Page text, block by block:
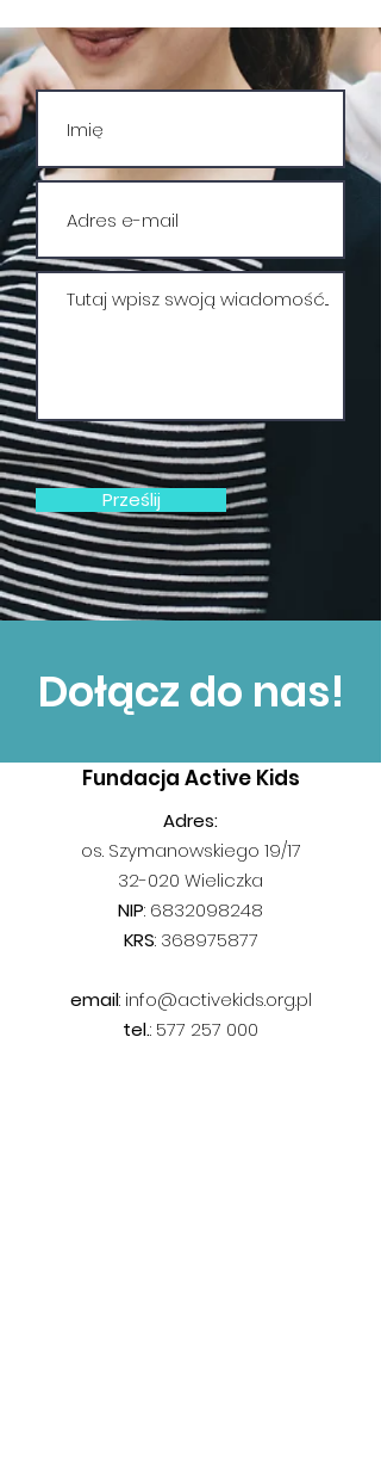
Prześlij
Dołącz do nas!
Fundacja Active Kids
Adres:
os. Szymanowskiego 19/17
32-020 Wieliczka
NIP: 6832098248
KRS: 368975877
email: info@activekids.org.pl
tel.: 577 257 000